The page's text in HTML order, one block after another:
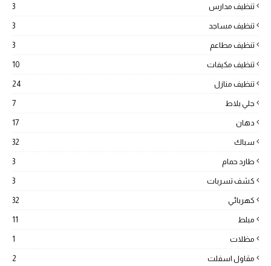
تنظيف مدارس 3
تنظيف مساجد 3
تنظيف مطاعم 3
تنظيف مكيفات 10
تنظيف منازل 24
جلي بلاط 7
دهان 17
سباك 32
طارد حمام 3
كشف تسربات 3
كهربائي 32
مبلط 11
مظلات 1
مقاول اسفلت 2